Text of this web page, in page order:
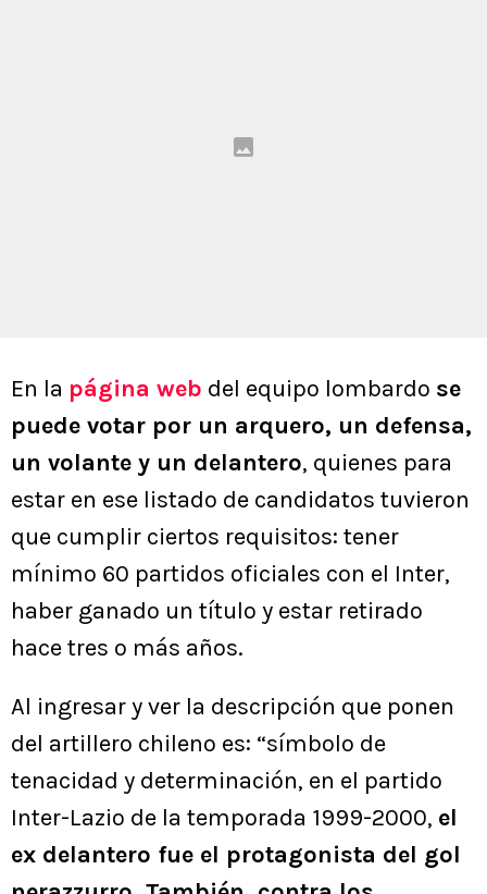
En la página web del equipo lombardo se
puede votar por un arquero, un defensa,
un volante y un delantero, quienes para
estar en ese listado de candidatos tuvieron
que cumplir ciertos requisitos: tener
mínimo 60 partidos oficiales con el Inter,
haber ganado un título y estar retirado
hace tres o más años.
Al ingresar y ver la descripción que ponen
del artillero chileno es: “símbolo de
tenacidad y determinación, en el partido
Inter-Lazio de la temporada 1999-2000, el
ex delantero fue el protagonista del gol